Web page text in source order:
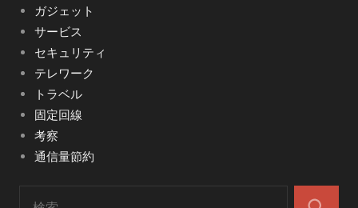
ガジェット
サービス
セキュリティ
テレワーク
トラベル
固定回線
考察
通信量節約